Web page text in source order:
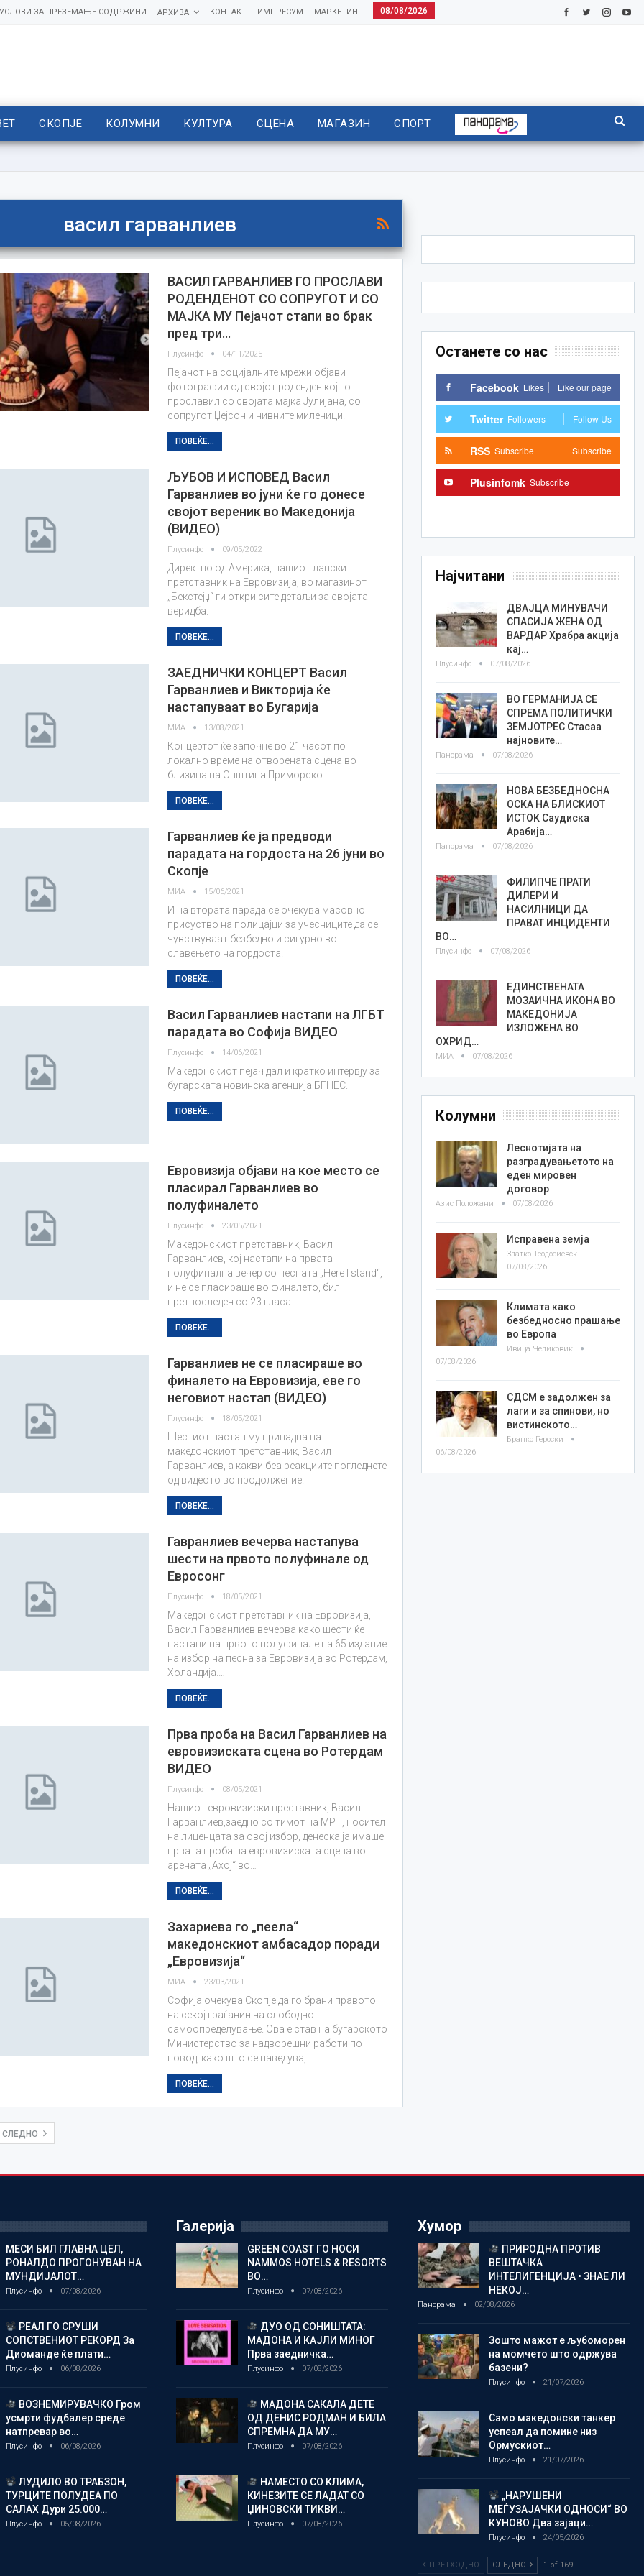
08/08/2026
МАРКЕТИНГ
ИМПРЕСУМ
КОНТАКТ
АРХИВА
УСЛОВИ ЗА ПРЕЗЕМАЊЕ СОДРЖИНИ
СКОПЈЕ КОЛУМНИ КУЛТУРА СЦЕНА МАГАЗИН СПОРТ
васил гарванлиев
ВАСИЛ ГАРВАНЛИЕВ ГО ПРОСЛАВИ
РОДЕНДЕНОТ СО СОПРУГОТ И СО
МАЈКА МУ Пејачот стапи во брак
пред три…
Плусинфо 04/11/2025
Пејачот на социјалните мрежи објави
фотографии од својот роденден кој го
прославил со својата мајка Јулијана, со
сопругот Џејсон и нивните миленици.
ПОВЕЌЕ...
ЉУБОВ И ИСПОВЕД Васил
Гарванлиев во јуни ќе го донесе
својот вереник во Македонија
(ВИДЕО)
Плусинфо 09/05/2022
Директно од Америка, нашиот лански
претставник на Евровизија, во магазинот
„Бекстејџ“ ги откри сите детаљи за својата
веридба.
ПОВЕЌЕ...
ЗАЕДНИЧКИ КОНЦЕРТ Васил
Гарванлиев и Викторија ќе
настапуваат во Бугарија
МИА 13/08/2021
Концертот ќе започне во 21 часот по
локално време на отворената сцена во
близина на Општина Приморско.
ПОВЕЌЕ...
Гарванлиев ќе ја предводи
парадата на гордоста на 26 јуни во
Скопје
МИА 15/06/2021
И на втората парада се очекува масовно
присуство на полицајци за учесниците да се
чувствуваат безбедно и сигурно во
славењето на гордоста.
ПОВЕЌЕ...
Васил Гарванлиев настапи на ЛГБТ
парадата во Софија ВИДЕО
Плусинфо 14/06/2021
Македонскиот пејач дал и кратко интервју за
бугарската новинска агенција БГНЕС.
ПОВЕЌЕ...
Евровизија објави на кое место се
пласирал Гарванлиев во
полуфиналето
Плусинфо 23/05/2021
Македонскиот претставник, Васил
Гарванлиев, кој настапи на првата
полуфинална вечер со песната „Here I stand“,
и не се пласираше во финалето, бил
претпоследен со 23 гласа.
ПОВЕЌЕ...
Гарванлиев не се пласираше во
финалето на Евровизија, еве го
неговиот настап (ВИДЕО)
Плусинфо 18/05/2021
Шестиот настап му припадна на
македонскиот претставник, Васил
Гарванлиев, а какви беа реакциите погледнете
од видеото во продолжение.
ПОВЕЌЕ...
Гавранлиев вечерва настапува
шести на првото полуфинале од
Евросонг
Плусинфо 18/05/2021
Македонскиот претставник на Евровизија,
Васил Гарванлиев вечерва како шести ќе
настапи на првото полуфинале на 65 издание
на избор на песна за Евровизија во Ротердам,
Холандија.…
ПОВЕЌЕ...
Прва проба на Васил Гарванлиев на
евровизиската сцена во Ротердам
ВИДЕО
Плусинфо 08/05/2021
Нашиот евровизиски преставник, Васил
Гарванлиев,заедно со тимот на МРТ, носител
на лиценцата за овој избор, денеска ја имаше
првата проба на евровизиската сцена во
арената „Ахој“ во…
ПОВЕЌЕ...
Захариева го „пеела“
македонскиот амбасадор поради
„Евровизија“
МИА 23/03/2021
Софија очекува Скопје да го брани правото
на секој граѓанин на слободно
самоопределување. Ова е став на бугарското
Министерство за надворешни работи по
повод, како што се наведува,…
ПОВЕЌЕ...
СЛЕДНО
Останете со нас
Facebook Likes Like our page
Twitter Followers Follow Us
RSS Subscribe Subscribe
Plusinfomk Subscribe
Најчитани
ДВАЈЦА МИНУВАЧИ
СПАСИЈА ЖЕНА ОД
ВАРДАР Храбра акција
кај…
Плусинфо 07/08/2026
ВО ГЕРМАНИЈА СЕ
СПРЕМА ПОЛИТИЧКИ
ЗЕМЈОТРЕС Стасаа
најновите…
Панорама 07/08/2026
НОВА БЕЗБЕДНОСНА
ОСКА НА БЛИСКИОТ
ИСТОК Саудиска
Арабија…
Панорама 07/08/2026
ФИЛИПЧЕ ПРАТИ
ДИЛЕРИ И
НАСИЛНИЦИ ДА
ПРАВАТ ИНЦИДЕНТИ
ВО…
Плусинфо 07/08/2026
ЕДИНСТВЕНАТА
МОЗАИЧНА ИКОНА ВО
МАКЕДОНИЈА
ИЗЛОЖЕНА ВО
ОХРИД…
МИА 07/08/2026
Колумни
Леснотијата на
разградувањетото на
еден мировен
договор
Азис Положани 07/08/2026
Исправена земја
Златко Теодосиевски
07/08/2026
Климата како
безбедносно прашање
во Европа
Ивица Челиковиќ
07/08/2026
СДСМ е задолжен за
лаги и за спинови, но
вистинското…
Бранко Героски
06/08/2026
МЕСИ БИЛ ГЛАВНА ЦЕЛ,
РОНАЛДО ПРОГОНУВАН НА
МУНДИЈАЛОТ…
Плусинфо 07/08/2026
РЕАЛ ГО СРУШИ
СОПСТВЕНИОТ РЕКОРД За
Диоманде ќе плати…
Плусинфо 06/08/2026
ВОЗНЕМИРУВАЧКО Гром
усмрти фудбалер среде
натпревар во…
Плусинфо 06/08/2026
ЛУДИЛО ВО ТРАБЗОН,
ТУРЦИТЕ ПОЛУДЕА ПО
САЛАХ Дури 25.000…
Плусинфо 05/08/2026
Галерија
GREEN COAST ГО НОСИ
NAMMOS HOTELS & RESORTS
ВО…
Плусинфо 07/08/2026
ДУО ОД СОНИШТАТА:
МАДОНА И КАЈЛИ МИНОГ
Прва заедничка…
Плусинфо 07/08/2026
МАДОНА САКАЛА ДЕТЕ
ОД ДЕНИС РОДМАН И БИЛА
СПРЕМНА ДА МУ…
Плусинфо 07/08/2026
НАМЕСТО СО КЛИМА,
КИНЕЗИТЕ СЕ ЛАДАТ СО
ЏИНОВСКИ ТИКВИ…
Плусинфо 07/08/2026
Хумор
ПРИРОДНА ПРОТИВ
ВЕШТАЧКА
ИНТЕЛИГЕНЦИЈА • ЗНАЕ ЛИ
НЕКОЈ…
Панорама 02/08/2026
Зошто мажот е љубоморен
на момчето што одржува
базени?
Плусинфо 21/07/2026
Само македонски танкер
успеал да помине низ
Ормускиот…
Плусинфо 21/07/2026
„НАРУШЕНИ
МЕЃУЗАЈАЧКИ ОДНОСИ“ ВО
КУНОВО Два зајаци…
Плусинфо 24/05/2026
ПРЕТХОДНО СЛЕДНО 1 of 169